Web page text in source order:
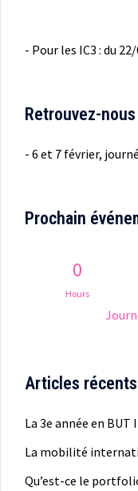
- Pour les IC3 : du
Retrouvez-
- 6 et 7 février,
Prochain
0
Hours
Articles récents
La 3e année en BUT
La mobilité
Qu’est-ce le